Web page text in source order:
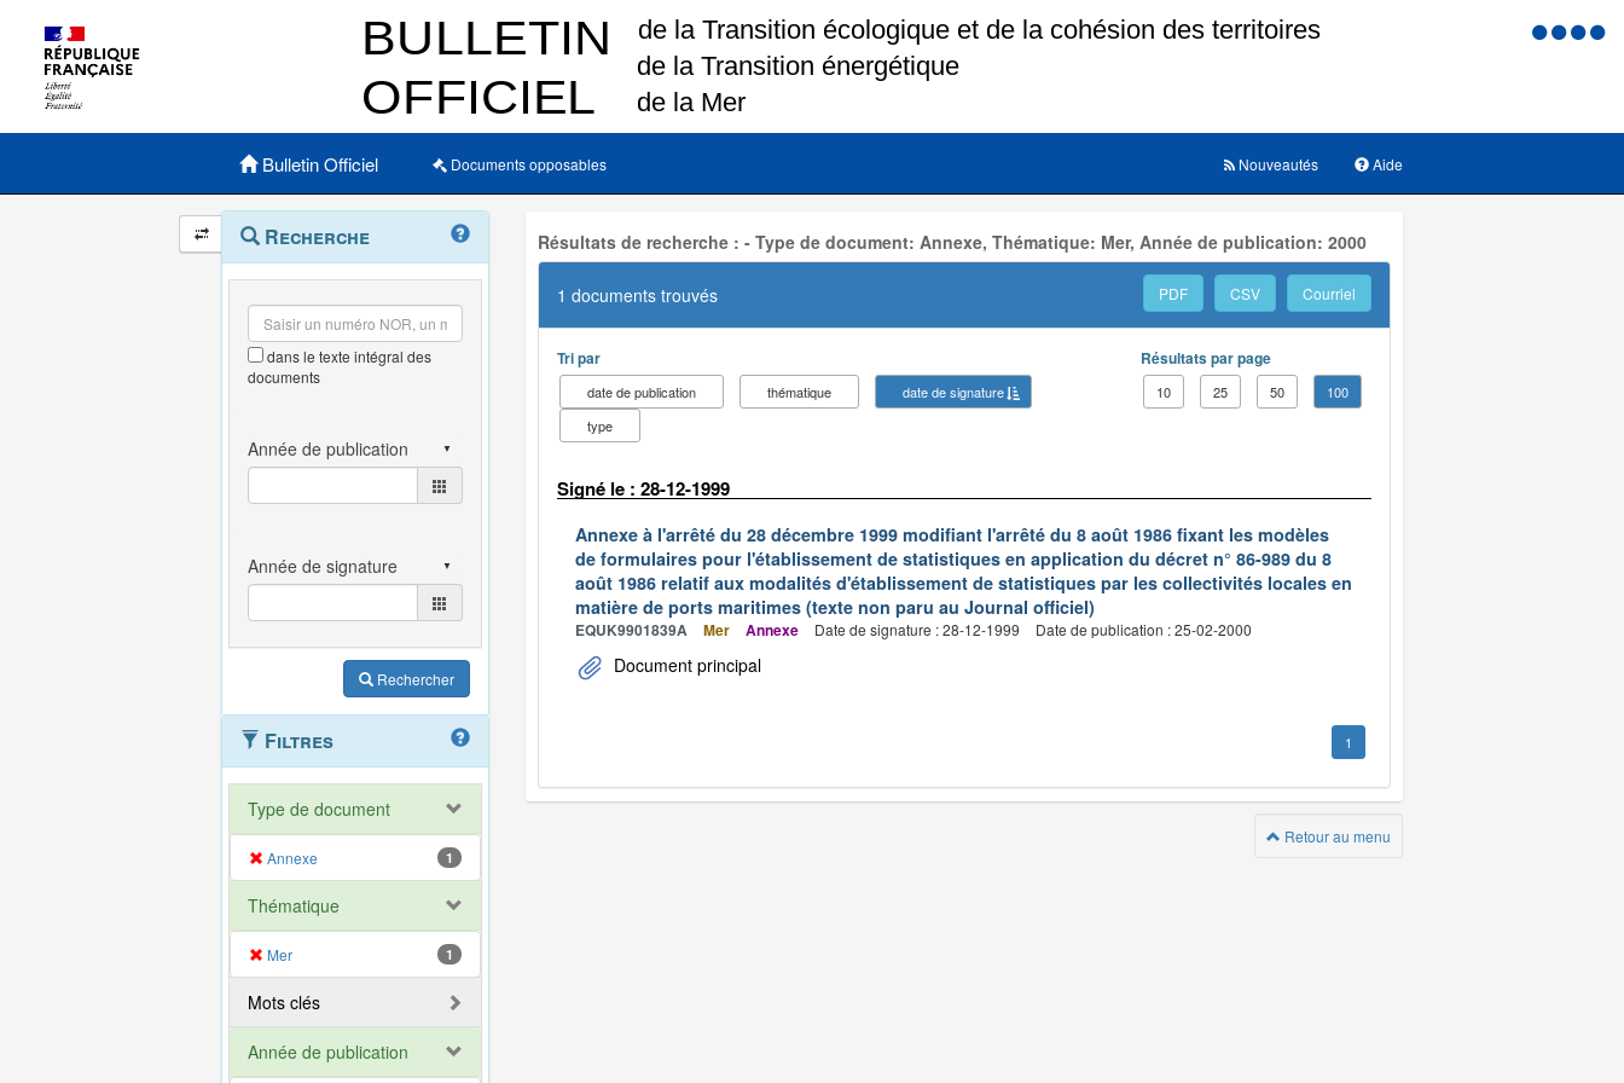
Menu
Menu principal
Bulletin Officiel Documents opposables Aide
Nouveautés
Navigation
et
outils
annexes
Menu
contextuel
Recherche
dans le texte intégral des
documents
Rechercher
Filtres
Type de document
Annexe 1
Thématique
Mer 1
Mots clés
Année de publication
Résultats de recherche : - Type de document: Annexe, Thématique: Mer, Année de publication: 2000
1 documents trouvés PDF CSV Courriel
Tri par
date de publication thématique
date de signature
type
Résultats par page
10 25 50 100
Signé le : 28-12-1999
Annexe à l'arrêté du 28 décembre 1999 modifiant l'arrêté du 8 août 1986 fixant les modèles
de formulaires pour l'établissement de statistiques en application du décret n° 86-989 du 8
août 1986 relatif aux modalités d'établissement de statistiques par les collectivités locales en
matière de ports maritimes (texte non paru au Journal officiel)
EQUK9901839A Mer Annexe Date de signature : 28-12-1999 Date de publication : 25-02-2000
Document principal
1
Retour au menu